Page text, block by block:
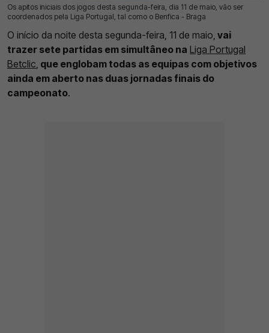
Os apitos iniciais dos jogos desta segunda-feira, dia 11 de maio, vão ser
coordenados pela Liga Portugal, tal como o Benfica - Braga
11 Mai 2026 | 10:04 | 0
O início da noite desta segunda-feira, 11 de maio, vai
trazer sete partidas em simultâneo na Liga Portugal
Betclic, que englobam todas as equipas com objetivos
ainda em aberto nas duas jornadas finais do
campeonato.